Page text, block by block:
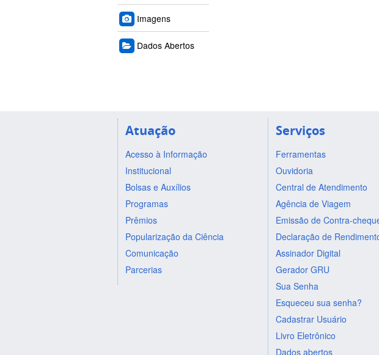
Imagens
Dados Abertos
Atuação
Acesso à Informação
Institucional
Bolsas e Auxílios
Programas
Prêmios
Popularização da Ciência
Comunicação
Parcerias
Serviços
Ferramentas
Ouvidoria
Central de Atendimento
Agência de Viagem
Emissão de Contra-
Declaração de
Assinador Digital
Gerador GRU
Sua Senha
Esqueceu sua senha?
Cadastrar Usuário
Livro Eletrônico
Dados abertos